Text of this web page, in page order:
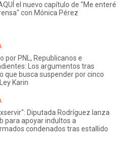
el nuevo capítulo de "Me enteré
con Mónica Pérez
por PNL, Republicanos e
Los argumentos tras
que busca suspender por cinco
Karin
Diputada Rodríguez lanza
para apoyar indultos a
condenados tras estallido